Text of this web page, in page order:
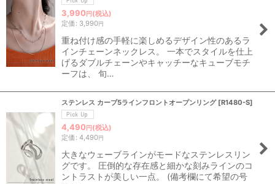
3,990円(税込)
定価 : 3,990円
重ね付け感の手軽に楽しめるデザイン性のあるラ
インチェーンネックレス。 一本でスタイルを仕上
げるダブルチェーンやキャッチーなキューブモチ
ーフは、 旬…
ステンレス カーブ5ラインフロントオープンリング [R1480-S]
4,490円 (税込)
定価 : 4,490円
大きなウェーブラインがモードなステンレスリン
グです。 圧倒的な存在感と細かな刻みラインのコ
ントラストが美しい一点。 (備考欄にて希望の号